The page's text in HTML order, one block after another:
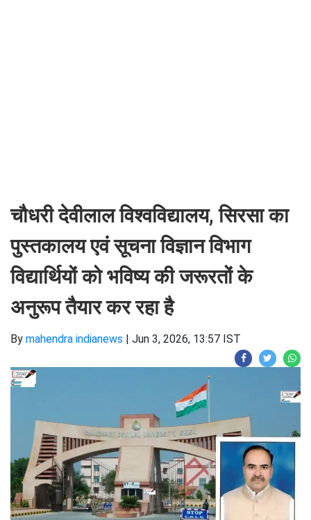
चौधरी देवीलाल विश्वविद्यालय, सिरसा का
पुस्तकालय एवं सूचना विज्ञान विभाग
विद्यार्थियों को भविष्य की जरूरतों के
अनुरूप तैयार कर रहा है
By mahendra indianews | Jun 3, 2026, 13:57 IST